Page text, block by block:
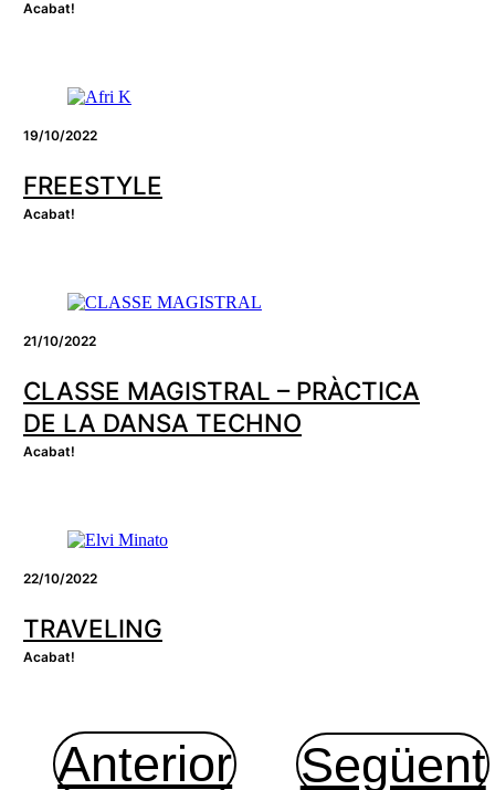
Acabat!
19/10/2022
FREESTYLE
Acabat!
21/10/2022
CLASSE MAGISTRAL – PRÀCTICA
DE LA DANSA TECHNO
Acabat!
22/10/2022
TRAVELING
Acabat!
Anterior Següent